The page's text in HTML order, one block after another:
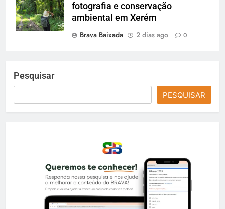
fotografia e conservação
ambiental em Xerém
Brava Baixada
2 dias ago 0
Pesquisar
PESQUISAR